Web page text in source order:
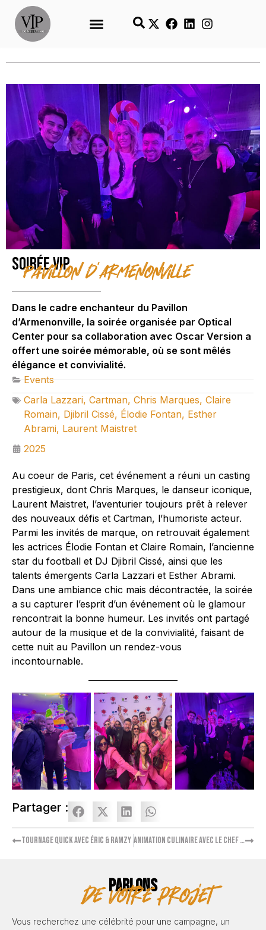
Soirée VIP
Pavillon D’Armenonville
Dans le cadre enchanteur du Pavillon
d’Armenonville, la soirée organisée par Optical
Center pour sa collaboration avec Oscar Version a
offert une soirée mémorable, où se sont mêlés
élégance et convivialité.
Events
Carla Lazzari, Cartman, Chris Marques, Claire
Romain, Djibril Cissé, Élodie Fontan, Esther
Abrami, Laurent Maistret
2025
Au coeur de Paris, cet événement a réuni un casting
prestigieux, dont Chris Marques, le danseur iconique,
Laurent Maistret, l’aventurier toujours prêt à relever
des nouveaux défis et Cartman, l’humoriste acteur.
Parmi les invités de marque, on retrouvait également
les actrices Élodie Fontan et Claire Romain, l’ancienne
star du football et DJ Djibril Cissé, ainsi que les
talents émergents Carla Lazzari et Esther Abrami.
Dans une ambiance chic mais décontractée, la soirée
a su capturer l’esprit d’un événement où le glamour
rencontrait la bonne humeur. Les invités ont partagé
autour de la musique et de la convivialité, faisant de
cette nuit au Pavillon un rendez-vous
incontournable.
Partager :
Tournage Quick avec Éric & Ramzy Animation culinaire avec le chef Michel Sarran
PARLONS
de votre projet
Vous recherchez une célébrité pour une campagne, un